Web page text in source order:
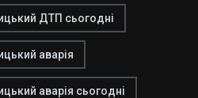
ДТП сьогодні
аварія
аварія сьогодні